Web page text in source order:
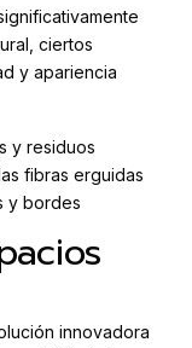
ciertos
y apariencia
y residuos
fibras erguidas
y bordes
innovadora